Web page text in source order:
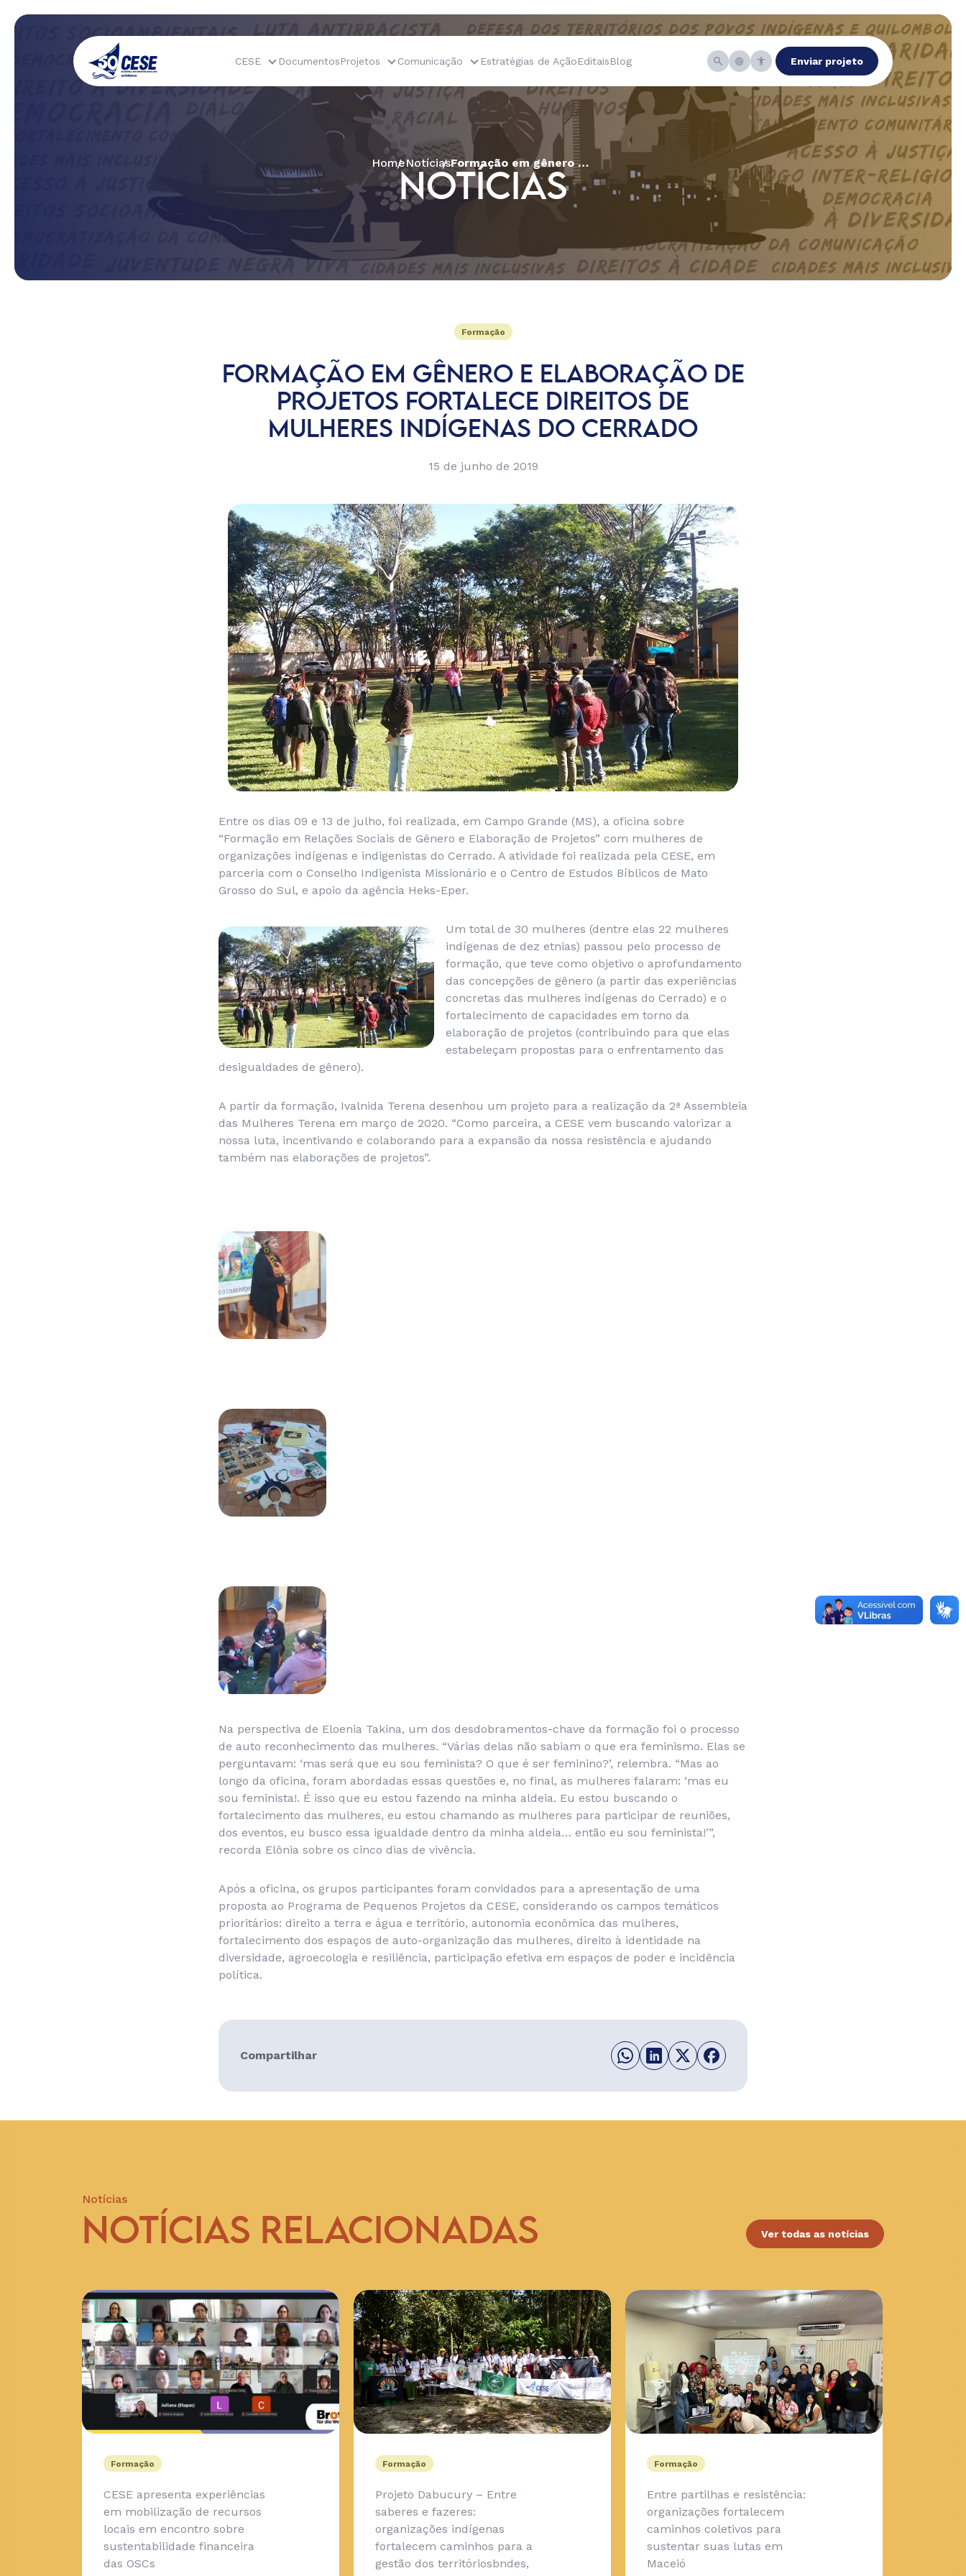
CESE DocumentosProjetos Comunicação Estratégias de AçãoEditaisBlog Enviar projeto
HomeNotícias Formação em gênero e elaboração de projetos fortalece direitos de mulheres indígenas do Cerrado
NOTÍCIAS
Formação
FORMAÇÃO EM GÊNERO E ELABORAÇÃO DE
PROJETOS FORTALECE DIREITOS DE
MULHERES INDÍGENAS DO CERRADO
15 de junho de 2019
Entre os dias 09 e 13 de julho, foi realizada, em Campo Grande (MS), a oficina sobre
“Formação em Relações Sociais de Gênero e Elaboração de Projetos” com mulheres de
organizações indígenas e indigenistas do Cerrado. A atividade foi realizada pela CESE, em
parceria com o Conselho Indigenista Missionário e o Centro de Estudos Bíblicos de Mato
Grosso do Sul, e apoio da agência Heks-Eper.
Um total de 30 mulheres (dentre elas 22 mulheres
indígenas de dez etnias) passou pelo processo de
formação, que teve como objetivo o aprofundamento
das concepções de gênero (a partir das experiências
concretas das mulheres indígenas do Cerrado) e o
fortalecimento de capacidades em torno da
elaboração de projetos (contribuindo para que elas
estabeleçam propostas para o enfrentamento das
desigualdades de gênero).
A partir da formação, Ivalnida Terena desenhou um projeto para a realização da 2ª Assembleia
das Mulheres Terena em março de 2020. “Como parceira, a CESE vem buscando valorizar a
nossa luta, incentivando e colaborando para a expansão da nossa resistência e ajudando
também nas elaborações de projetos”.
Na perspectiva de Eloenia Takina, um dos desdobramentos-chave da formação foi o processo
de auto reconhecimento das mulheres. “Várias delas não sabiam o que era feminismo. Elas se
perguntavam: ‘mas será que eu sou feminista? O que é ser feminino?’, relembra. “Mas ao
longo da oficina, foram abordadas essas questões e, no final, as mulheres falaram: ‘mas eu
sou feminista!. É isso que eu estou fazendo na minha aldeia. Eu estou buscando o
fortalecimento das mulheres, eu estou chamando as mulheres para participar de reuniões,
dos eventos, eu busco essa igualdade dentro da minha aldeia… então eu sou feminista!’”,
recorda Elônia sobre os cinco dias de vivência.
Após a oficina, os grupos participantes foram convidados para a apresentação de uma
proposta ao Programa de Pequenos Projetos da CESE, considerando os campos temáticos
prioritários: direito a terra e água e território, autonomia econômica das mulheres,
fortalecimento dos espaços de auto-organização das mulheres, direito à identidade na
diversidade, agroecologia e resiliência, participação efetiva em espaços de poder e incidência
política.
Compartilhar
Notícias
NOTÍCIAS RELACIONADAS Ver todas as notícias
Formação
CESE apresenta experiências
em mobilização de recursos
locais em encontro sobre
sustentabilidade financeira
das OSCs
Formação
Projeto Dabucury – Entre
saberes e fazeres:
organizações indígenas
fortalecem caminhos para a
gestão dos territóriosbndes,
Formação
Entre partilhas e resistência:
organizações fortalecem
caminhos coletivos para
sustentar suas lutas em
Maceió